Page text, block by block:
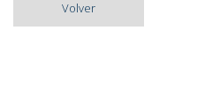
Volver